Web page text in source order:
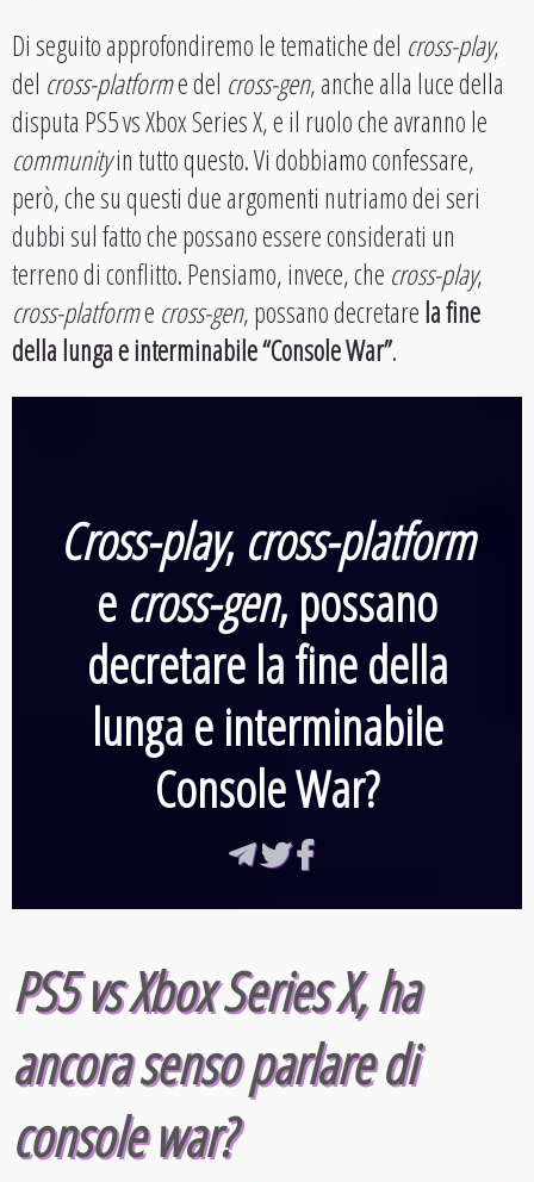
Di seguito approfondiremo le tematiche del cross-play,
del cross-platforme del cross-gen, anche alla luce della
disputa PS5 vs Xbox Series X, e il ruolo che avranno le
communityin tutto questo. Vi dobbiamo confessare,
però, che su questi due argomenti nutriamo dei seri
dubbi sul fatto che possano essere considerati un
terreno di conflitto. Pensiamo, invece, che cross-play,
cross-platforme cross-gen, possano decretarela fine
della lunga e interminabile “Console War”.
Cross-play, cross-platform
e cross-gen, possano
decretarela fine della
lunga e interminabile
Console War?
PS5 vs Xbox Series X, ha
ancora senso parlare di
console war?